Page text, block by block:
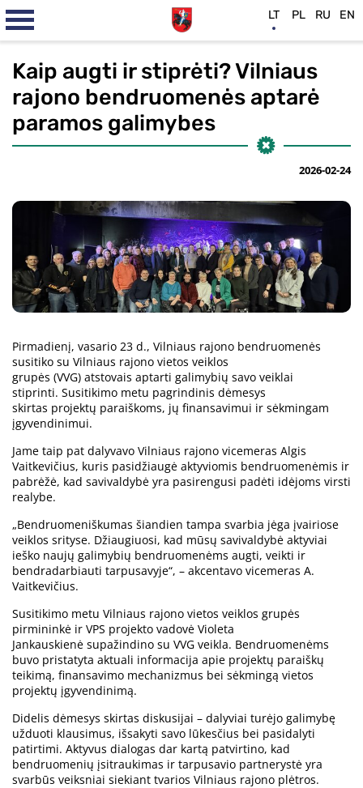
Kaip augti ir stiprėti? Vilniaus
rajono bendruomenės aptarė
paramos galimybes
2026-02-24
Pirmadienį, vasario 23 d., Vilniaus rajono bendruomenės
susitiko su Vilniaus rajono vietos veiklos
grupės (VVG) atstovais aptarti galimybių savo veiklai
stiprinti. Susitikimo metu pagrindinis dėmesys
skirtas projektų paraiškoms, jų finansavimui ir sėkmingam
įgyvendinimui.
Jame taip pat dalyvavo Vilniaus rajono vicemeras Algis
Vaitkevičius, kuris pasidžiaugė aktyviomis bendruomenėmis ir
pabrėžė, kad savivaldybė yra pasirengusi padėti idėjoms virsti
realybe.
„Bendruomeniškumas šiandien tampa svarbia jėga įvairiose
veiklos srityse. Džiaugiuosi, kad mūsų savivaldybė aktyviai
ieško naujų galimybių bendruomenėms augti, veikti ir
bendradarbiauti tarpusavyje“, – akcentavo vicemeras A.
Vaitkevičius.
Susitikimo metu Vilniaus rajono vietos veiklos grupės
pirmininkė ir VPS projekto vadovė Violeta
Jankauskienė supažindino su VVG veikla. Bendruomenėms
buvo pristatyta aktuali informacija apie projektų paraiškų
teikimą, finansavimo mechanizmus bei sėkmingą vietos
projektų įgyvendinimą.
Didelis dėmesys skirtas diskusijai – dalyviai turėjo galimybę
užduoti klausimus, išsakyti savo lūkesčius bei pasidalyti
patirtimi. Aktyvus dialogas dar kartą patvirtino, kad
bendruomenių įsitraukimas ir tarpusavio partnerystė yra
svarbūs veiksniai siekiant tvarios Vilniaus rajono plėtros.
LT PL RU EN